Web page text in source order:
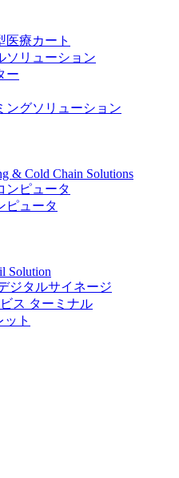
医療カート
ソリューション
ー
ングソリューション
& Cold Chain Solutions
ンピュータ
ピュータ
Solution
ジタルサイネージ
ス ターミナル
ット